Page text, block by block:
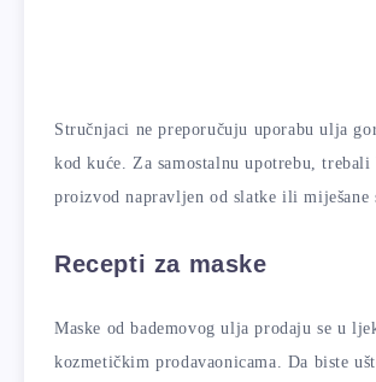
Stručnjaci ne preporučuju uporabu ulja
kod kuće. Za samostalnu upotrebu, trebali
proizvod napravljen od slatke ili miješane
Recepti za maske
Maske od bademovog ulja prodaju se u
kozmetičkim prodavaonicama. Da biste